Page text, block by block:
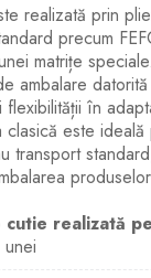
realizată prin
precum
matrițe
ambalare
în
clasică este
transport
cutie realizată